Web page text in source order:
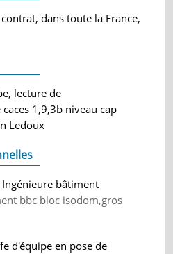
dans toute la France,
lecture de
1,9,3b niveau cap
Ledoux
bâtiment
bbc bloc isodom,gros
d'équipe en pose de